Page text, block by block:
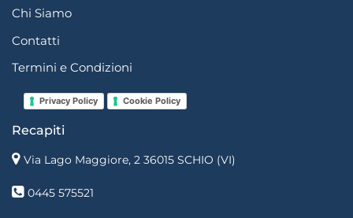
Chi Siamo
Contatti
Termini e Condizioni
Privacy Policy Cookie Policy
Recapiti
Via Lago Maggiore, 2 36015 SCHIO (VI)
0445 575521